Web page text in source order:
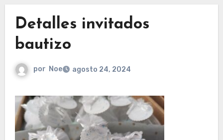
Detalles invitados
bautizo
por Noe agosto 24, 2024